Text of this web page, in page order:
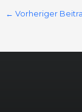
← Vorheriger